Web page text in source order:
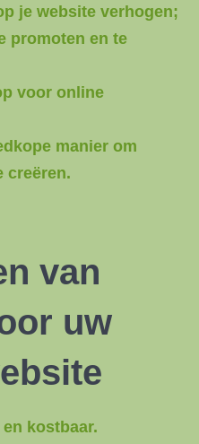
je website verhogen;
promoten en te
voor online
manier om
creëren.
van
uw
kostbaar.